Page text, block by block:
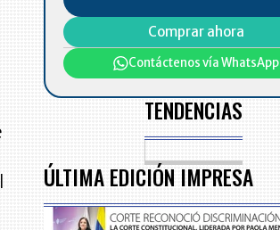
Comprar ahora
Contáctenos vía WhatsApp
TENDENCIAS
ÚLTIMA EDICIÓN IMPRESA